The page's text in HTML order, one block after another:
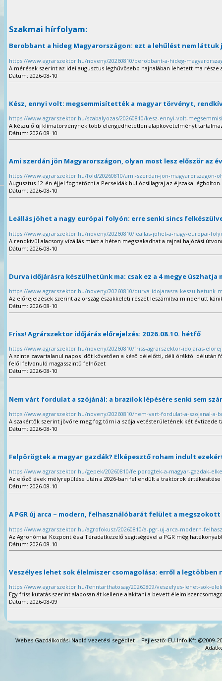
Szakmai hírfolyam:
Berobbant a hideg Magyarországon: ezt a lehűlést nem láttuk
https://www.agrarszektor.hu/noveny/20260810/berobbant-a-hideg-
A mérések szerint az idei augusztus leghűvösebb hajnalában lehetett ma része
Dátum: 2026-08-10
Kész, ennyi volt: megsemmisítették a magyar törvényt,
https://www.agrarszektor.hu/szabalyozas/20260810/kesz-ennyi-volt-
A készülő új klímatörvénynek több elengedhetetlen alapkövetelményt
Dátum: 2026-08-10
Ami szerdán jön Magyarországon, olyan most lesz először az
https://www.agrarszektor.hu/fold/20260810/ami-szerdan-jon-magyarorszagon-
Augusztus 12-én éjjel fog tetőzni a Perseidák hullócsillagraj az éjszakai égbolton.
Dátum: 2026-08-10
Leállás jöhet a nagy európai folyón: erre senki sincs
https://www.agrarszektor.hu/noveny/20260810/leallas-johet-a-nagy-europai-
A rendkívül alacsony vízállás miatt a héten megszakadhat a rajnai hajózási
Dátum: 2026-08-10
Durva időjárásra készülhetünk ma: csak ez a 4 megye úszhatja
https://www.agrarszektor.hu/noveny/20260810/durva-idojarasra-keszulhetunk-
Az előrejelzések szerint az ország északkeleti részét leszámítva mindenütt
Dátum: 2026-08-10
Friss! Agrárszektor időjárás előrejelzés: 2026.08.10. hétfő
https://www.agrarszektor.hu/noveny/20260810/friss-agrarszektor-idojaras-
A szinte zavartalanul napos időt követően a késő délelőtti, déli óráktól délután
felől felvonuló magasszintű felhőzet
Dátum: 2026-08-10
Nem várt fordulat a szójánál: a brazilok lépésére senki sem
https://www.agrarszektor.hu/noveny/20260810/nem-vart-fordulat-a-szojanal-a-
A szakértők szerint jövőre meg fog törni a szója vetésterületének két évtizede
Dátum: 2026-08-10
Felpörögtek a magyar gazdák? Elképesztő roham indult
https://www.agrarszektor.hu/gepek/20260810/felporogtek-a-magyar-gazdak-
Az előző évek mélyrepülése után a 2026-ban fellendült a traktorok értékesítése
Dátum: 2026-08-10
A PGR új arca – modern, felhasználóbarát felület a
https://www.agrarszektor.hu/agrofokusz/20260810/a-pgr-uj-arca-modern-
Az Agronómiai Központ és a Téradatkezelő segítségével a PGR még
Dátum: 2026-08-10
Veszélyes lehet sok élelmiszer csomagolása: erről a legtöbben
https://www.agrarszektor.hu/fenntarthatosag/20260809/veszelyes-lehet-sok-
Egy friss kutatás szerint alaposan át kellene alakítani a bevett
Dátum: 2026-08-09
Webes Gazdálkodási Napló vezetési segédlet | Fejlesztő: EU-Info Kft